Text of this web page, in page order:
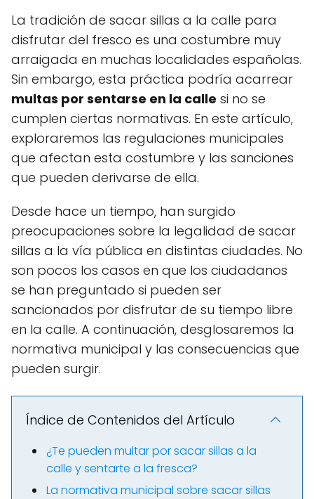
La tradición de sacar sillas a la calle para
disfrutar del fresco es una costumbre muy
arraigada en muchas localidades españolas.
Sin embargo, esta práctica podría acarrear
multas por sentarse en la calle si no se
cumplen ciertas normativas. En este artículo,
exploraremos las regulaciones municipales
que afectan esta costumbre y las sanciones
que pueden derivarse de ella.
Desde hace un tiempo, han surgido
preocupaciones sobre la legalidad de sacar
sillas a la vía pública en distintas ciudades. No
son pocos los casos en que los ciudadanos
se han preguntado si pueden ser
sancionados por disfrutar de su tiempo libre
en la calle. A continuación, desglosaremos la
normativa municipal y las consecuencias que
pueden surgir.
Índice de Contenidos del Artículo
¿Te pueden multar por sacar sillas a la
calle y sentarte a la fresca?
La normativa municipal sobre sacar sillas